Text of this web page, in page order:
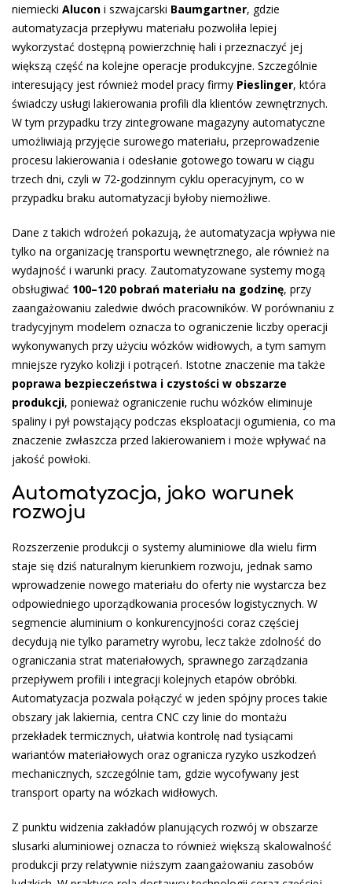
niemiecki Alucon i szwajcarski Baumgartner, gdzie
automatyzacja przepływu materiału pozwoliła lepiej
wykorzystać dostępną powierzchnię hali i przeznaczyć jej
większą część na kolejne operacje produkcyjne. Szczególnie
interesujący jest również model pracy firmy Pieslinger, która
świadczy usługi lakierowania profili dla klientów zewnętrznych.
W tym przypadku trzy zintegrowane magazyny automatyczne
umożliwiają przyjęcie surowego materiału, przeprowadzenie
procesu lakierowania i odesłanie gotowego towaru w ciągu
trzech dni, czyli w 72-godzinnym cyklu operacyjnym, co w
przypadku braku automatyzacji byłoby niemożliwe.
Dane z takich wdrożeń pokazują, że automatyzacja wpływa nie
tylko na organizację transportu wewnętrznego, ale również na
wydajność i warunki pracy. Zautomatyzowane systemy mogą
obsługiwać 100–120 pobrań materiału na godzinę, przy
zaangażowaniu zaledwie dwóch pracowników. W porównaniu z
tradycyjnym modelem oznacza to ograniczenie liczby operacji
wykonywanych przy użyciu wózków widłowych, a tym samym
mniejsze ryzyko kolizji i potrąceń. Istotne znaczenie ma także
poprawa bezpieczeństwa i czystości w obszarze
produkcji, ponieważ ograniczenie ruchu wózków eliminuje
spaliny i pył powstający podczas eksploatacji ogumienia, co ma
znaczenie zwłaszcza przed lakierowaniem i może wpływać na
jakość powłoki.
Automatyzacja, jako warunek
rozwoju
Rozszerzenie produkcji o systemy aluminiowe dla wielu firm
staje się dziś naturalnym kierunkiem rozwoju, jednak samo
wprowadzenie nowego materiału do oferty nie wystarcza bez
odpowiedniego uporządkowania procesów logistycznych. W
segmencie aluminium o konkurencyjności coraz częściej
decydują nie tylko parametry wyrobu, lecz także zdolność do
ograniczania strat materiałowych, sprawnego zarządzania
przepływem profili i integracji kolejnych etapów obróbki.
Automatyzacja pozwala połączyć w jeden spójny proces takie
obszary jak lakiernia, centra CNC czy linie do montażu
przekładek termicznych, ułatwia kontrolę nad tysiącami
wariantów materiałowych oraz ogranicza ryzyko uszkodzeń
mechanicznych, szczególnie tam, gdzie wycofywany jest
transport oparty na wózkach widłowych.
Z punktu widzenia zakładów planujących rozwój w obszarze
slusarki aluminiowej oznacza to również większą skalowalność
produkcji przy relatywnie niższym zaangażowaniu zasobów